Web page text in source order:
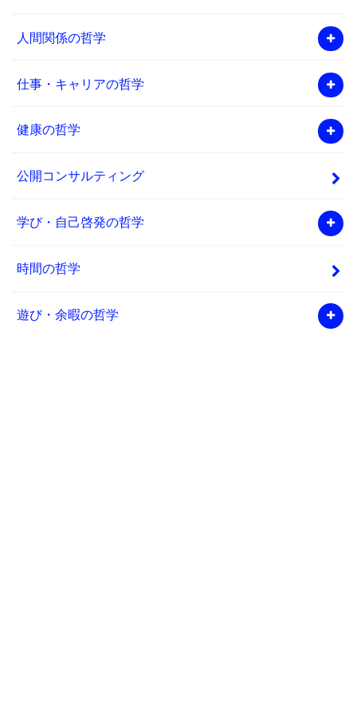
人間関係の哲学
仕事・キャリアの哲学
健康の哲学
公開コンサルティング
学び・自己啓発の哲学
時間の哲学
遊び・余暇の哲学